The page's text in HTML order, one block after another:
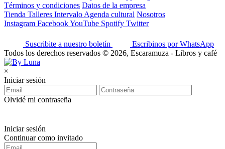
Términos y condiciones Datos de la empresa
Tienda Talleres Intervalo Agenda cultural Nosotros
Instagram FacebookYouTube Spotify Twitter
Suscribite a nuestro boletín
Escribinos por WhatsApp
Todos los derechos reservados © 2026, Escaramuza - Libros y café
×
Iniciar sesión
Olvidé mi contraseña
Iniciar sesión
Continuar como invitado